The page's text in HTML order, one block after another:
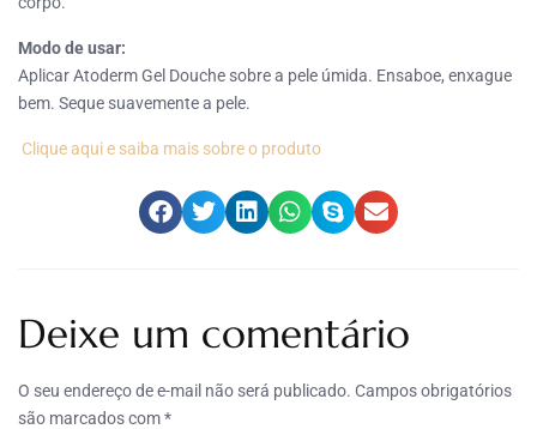
Modo de usar:
Aplicar Atoderm Gel Douche sobre a pele úmida. Ensaboe, enxague
bem. Seque suavemente a pele.
Clique aqui e saiba mais sobre o produto
Deixe um comentário
O seu endereço de e-mail não será publicado. Campos obrigatórios
são marcados com*